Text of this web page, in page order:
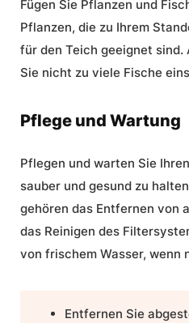
Fügen Sie Pflanzen und
Pflanzen, die zu Ihrem
für den Teich geeignet sind.
Sie nicht zu viele Fische
Pflege und Wartung
Pflegen und warten Sie
sauber und gesund zu
gehören das Entfernen von
das Reinigen des
von frischem Wasser, wenn
Entfernen Sie